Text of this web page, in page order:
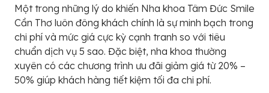
Một trong những lý do khiến Nha khoa Tâm Đức Smile
Cần Thơ luôn đông khách chính là sự minh bạch trong
chi phí và mức giá cực kỳ cạnh tranh so với tiêu
chuẩn dịch vụ 5 sao. Đặc biệt, nha khoa thường
xuyên có các chương trình ưu đãi giảm giá từ 20% –
50% giúp khách hàng tiết kiệm tối đa chi phí.